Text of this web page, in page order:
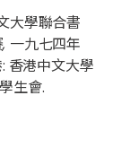
大學聯合書
一九七四年
香港中文大學
生會.